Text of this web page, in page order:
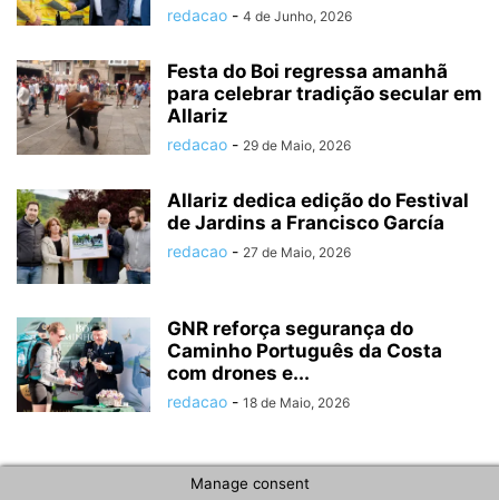
redacao - 4 de Junho, 2026
Festa do Boi regressa amanhã
para celebrar tradição secular em
Allariz
redacao - 29 de Maio, 2026
Allariz dedica edição do Festival
de Jardins a Francisco García
redacao - 27 de Maio, 2026
GNR reforça segurança do
Caminho Português da Costa
com drones e...
redacao - 18 de Maio, 2026
Manage consent